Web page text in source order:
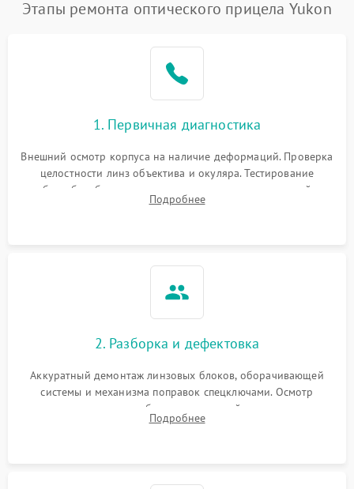
Этапы ремонта оптического прицела Yukon
1. Первичная диагностика
Внешний осмотр корпуса на наличие деформаций. Проверка
целостности линз объектива и окуляра. Тестирование
работы барабанчиков ввода поправок, кольца отстройки
параллакса и зума. Выявление сколов, внутренних
Подробнее
2. Разборка и дефектовка
Аккуратный демонтаж линзовых блоков, оборачивающей
системы и механизма поправок спецключами. Осмотр
внутренних резьбовых соединений, пружин и
уплотнительных колец. Поиск причин люфта, смещения
Подробнее